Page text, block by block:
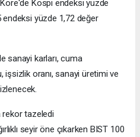
Kospi endeksi yüzde
yüzde 1,72 değer
sanayi karları, cuma
oranı, sanayi üretimi ve
rekor tazeledi
seyir öne çıkarken BIST 100